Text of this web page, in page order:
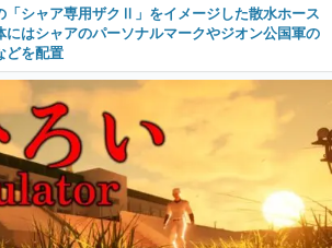
「シャア専用ザクⅡ」をイメージした散水ホース
にはシャアのパーソナルマークやジオン公国軍の
どを配置